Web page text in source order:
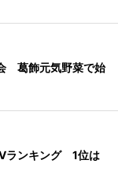
葛飾元気野菜で始
ランキング 1位は